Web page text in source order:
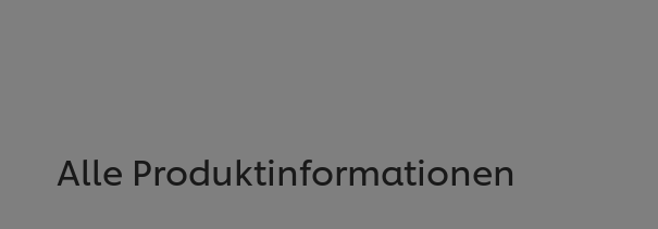
Alle Produktinformationen